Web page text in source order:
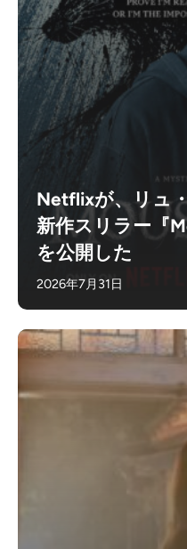
Netflixが、リュ
新作スリラー『
を公開した
2026年7月31日